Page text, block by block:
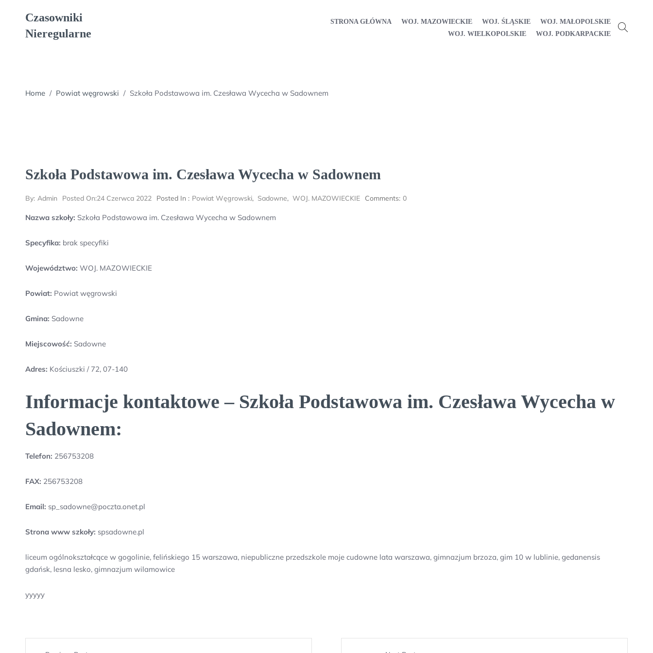
Czasowniki
Nieregularne
STRONA GŁÓWNA WOJ. MAZOWIECKIE WOJ. ŚLĄSKIE
WOJ. MAŁOPOLSKIE
WOJ. WIELKOPOLSKIE
WOJ. PODKARPACKIE
Home / Powiat węgrowski / Szkoła Podstawowa im. Czesława Wycecha w Sadownem
Szkoła Podstawowa im. Czesława Wycecha w Sadownem
By: Admin Posted On:24 Czerwca 2022 Posted In : Powiat Węgrowski, Sadowne, WOJ. MAZOWIECKIE Comments: 0
Nazwa szkoły: Szkoła Podstawowa im. Czesława Wycecha w Sadownem
Specyfika: brak specyfiki
Województwo: WOJ. MAZOWIECKIE
Powiat: Powiat węgrowski
Gmina: Sadowne
Miejscowość: Sadowne
Adres: Kościuszki / 72, 07-140
Informacje kontaktowe – Szkoła Podstawowa im. Czesława Wycecha w
Sadownem:
Telefon: 256753208
FAX: 256753208
Email: sp_sadowne@poczta.onet.pl
Strona www szkoły: spsadowne.pl
liceum ogólnokształcące w gogolinie, felińskiego 15 warszawa, niepubliczne przedszkole moje cudowne lata warszawa, gimnazjum brzoza, gim 10 w lublinie, gedanensis
gdańsk, lesna lesko, gimnazjum wilamowice
yyyyy